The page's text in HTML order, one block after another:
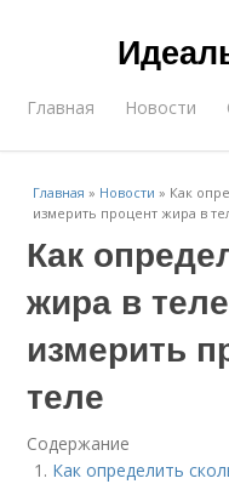
Главная Новости
Главная » Новости » Как
измерить процент жира в
Как
жира в
измерить
теле
Содержание
Как определить